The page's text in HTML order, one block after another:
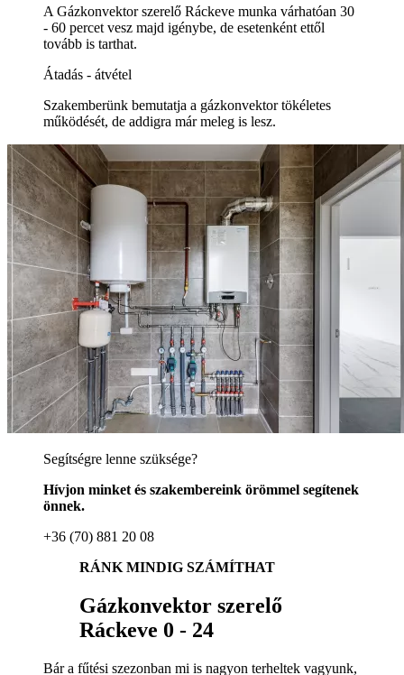
A Gázkonvektor szerelő Ráckeve munka várhatóan 30
- 60 percet vesz majd igénybe, de esetenként ettől
tovább is tarthat.
Átadás - átvétel
Szakemberünk bemutatja a gázkonvektor tökéletes
működését, de addigra már meleg is lesz.
Segítségre lenne szüksége?
Hívjon minket és szakembereink örömmel segítenek
önnek.
+36 (70) 881 20 08
RÁNK MINDIG SZÁMÍTHAT
Gázkonvektor szerelő
Ráckeve 0 - 24
Bár a fűtési szezonban mi is nagyon terheltek vagyunk,